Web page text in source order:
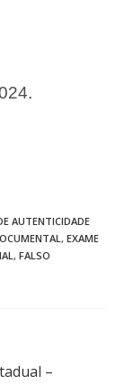
AUTENTICIDADE
, EXAME
, FALSO
–